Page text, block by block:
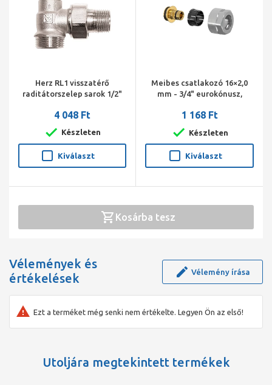
Herz RL1 visszatérő
raditátorszelep sarok 1/2"
4 048 Ft
Készleten
Kiválaszt
Meibes csatlakozó 16×2,0
mm - 3/4" eurokónusz,
db/doboz! )
1 168 Ft
Készleten
Kiválaszt
Kosárba tesz
Vélemények és
értékelések
Vélemény írása
Ezt a terméket még senki nem értékelte. Legyen Ön az első!
Utoljára megtekintett termékek